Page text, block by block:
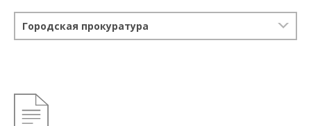
Городская прокуратура